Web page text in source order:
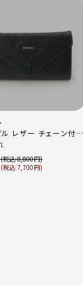
ル レザー チェーン付き
8,800
7,700